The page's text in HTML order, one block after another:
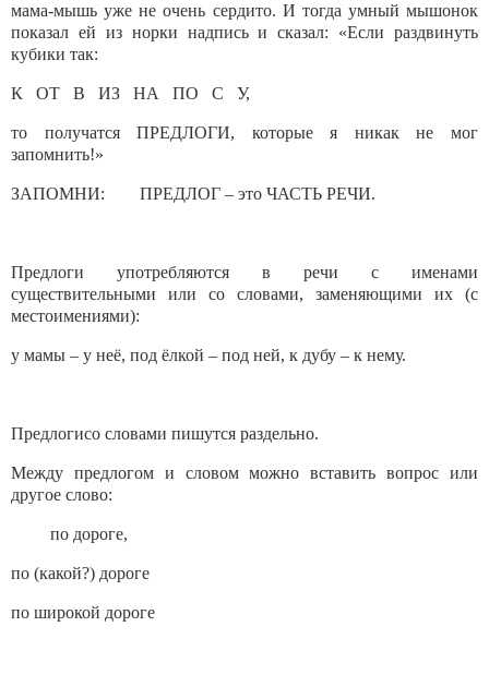
мама-мышь уже не очень сердито. И тогда умный мышонок
показал ей из норки надпись и сказал: «Если раздвинуть
кубики так:
К ОТ В ИЗ НА ПО С У,
то получатся ПРЕДЛОГИ, которые я никак не мог
запомнить!»
ЗАПОМНИ: ПРЕДЛОГ – это ЧАСТЬ РЕЧИ.
Предлоги употребляются в речи с именами
существительными или со словами, заменяющими их (с
местоимениями):
у мамы – у неё, под ёлкой – под ней, к дубу – к нему.
Предлогисо словами пишутся раздельно.
Между предлогом и словом можно вставить вопрос или
другое слово:
по дороге,
по (какой?) дороге
по широкой дороге